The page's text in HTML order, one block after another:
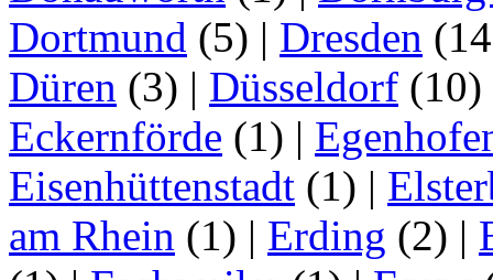
Dortmund (5) | Dresden
Düren (3) | Düsseldorf (10)
Eckernförde (1) |
Eisenhüttenstadt (1) |
am Rhein (1) | Erding (2) |